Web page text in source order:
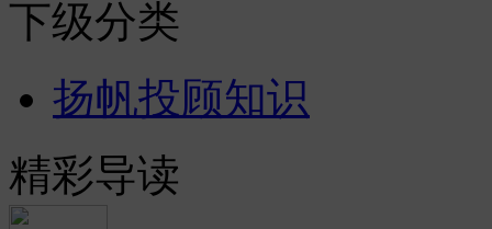
下级分类
扬帆投顾知识
精彩导读